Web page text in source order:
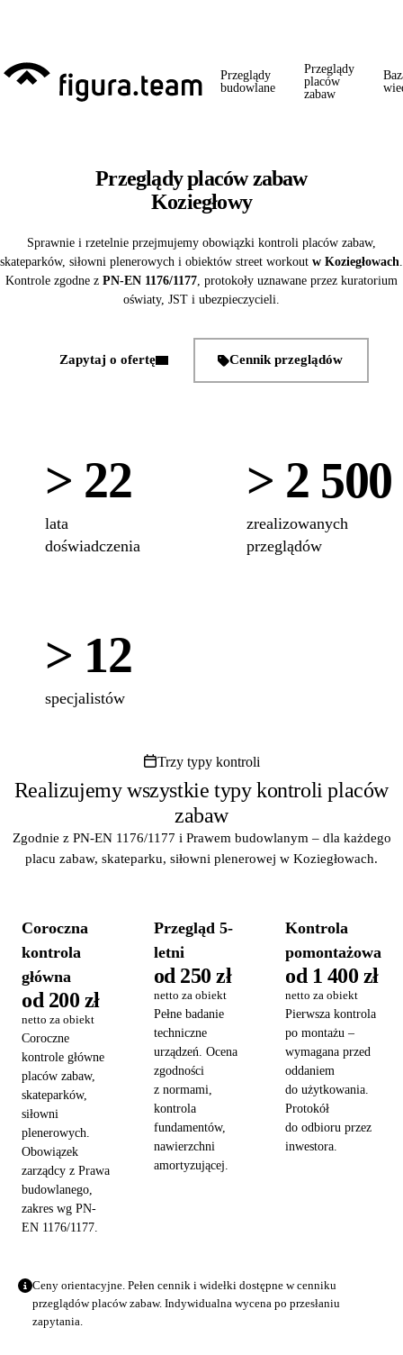
Przeglądy
budowlane
Przeglądy
placów
zabaw
Przeglądy placów zabaw
Koziegłowy
Sprawnie i rzetelnie przejmujemy obowiązki kontroli placów zabaw,
skateparków, siłowni plenerowych i obiektów street workout w Koziegłowach
Kontrole zgodne z PN-EN 1176/1177 , protokoły uznawane przez kuratorium
oświaty, JST i ubezpieczycieli.
Zapytaj o ofertę Cennik przeglądów
> 22
lata
doświadczenia
> 2 500
zrealizowanych
przeglądów
> 12
specjalistów
Trzy typy kontroli
Realizujemy wszystkie typy kontroli placów
zabaw
Zgodnie z PN-EN 1176/1177 i Prawem budowlanym – dla każdego
placu zabaw, skateparku, siłowni plenerowej w Koziegłowach.
Coroczna
kontrola
główna
od 200 zł
netto za obiekt
Coroczne
kontrole główne
placów zabaw,
skateparków,
siłowni
plenerowych.
Obowiązek
zarządcy z Prawa
budowlanego,
zakres wg PN-
EN 1176/1177.
Przegląd 5-
letni
od 250 zł
netto za obiekt
Pełne badanie
techniczne
urządzeń. Ocena
zgodności
z normami,
kontrola
fundamentów,
nawierzchni
amortyzującej.
Kontrola
pomontażowa
od 1 400 zł
netto za obiekt
Pierwsza kontrola
po montażu –
wymagana przed
oddaniem
do użytkowania.
Protokół
do odbioru przez
inwestora.
Ceny orientacyjne. Pełen cennik i widełki dostępne wcenniku
przeglądów placów zabaw. Indywidualna wycena po przesłaniu
zapytania.